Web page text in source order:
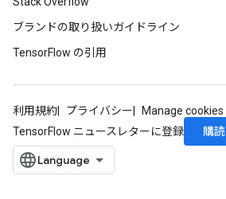
ブランドの取り扱いガイドライン
TensorFlow の引用
利用規約 プライバシー
Manage cookies
TensorFlow ニュースレターに登録
購読